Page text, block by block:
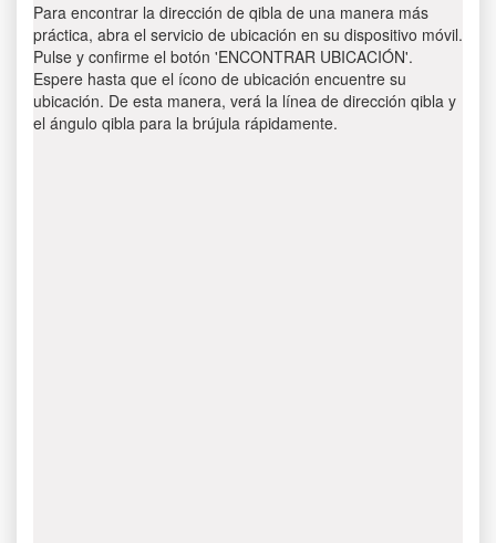
Para encontrar la dirección de qibla de una manera más
práctica, abra el servicio de ubicación en su dispositivo móvil.
Pulse y confirme el botón 'ENCONTRAR UBICACIÓN'.
Espere hasta que el ícono de ubicación encuentre su
ubicación. De esta manera, verá la línea de dirección qibla y
el ángulo qibla para la brújula rápidamente.